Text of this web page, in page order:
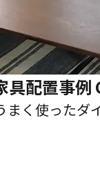
具配置事例
まく使ったダ